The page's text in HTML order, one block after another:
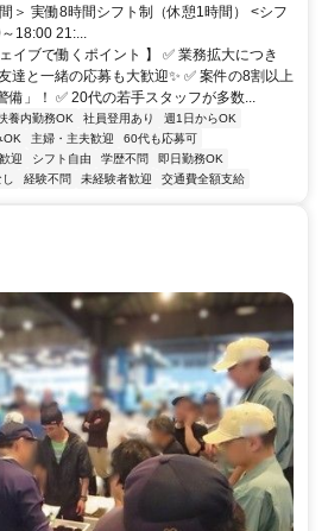
＞ 実働8時間シフト制（休憩1時間） <シフ
18:00 21:...
イブで働くポイント 】 ✅ 業務拡大につき
達と一緒の応募も大歓迎✨ ✅ 案件の8割以上
」！ ✅ 20代の若手スタッフが多数...
養内勤務OK 社員登用あり
週1日からOK
OK 主婦・主夫歓迎
60代も応募可
迎 シフト自由 学歴不問
即日勤務OK
経験不問 未経験者歓迎 交通費全額支給